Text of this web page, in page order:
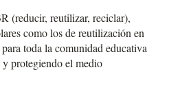
(reducir, reutilizar, reciclar),
como los de reutilización en
toda la comunidad educativa
y protegiendo el medio